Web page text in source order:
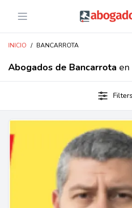
Open menu Abogadomall
INICIO / BANCARROTA
Abogados de Bancarrota en
Filters